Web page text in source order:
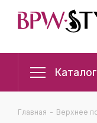
Каталог
Главная - Верхнее